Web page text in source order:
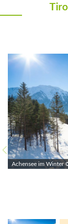
Achensee im Winter